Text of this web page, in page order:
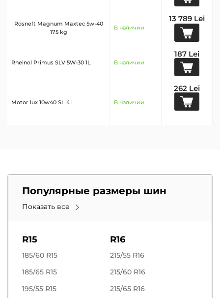
Rosneft Magnum Maxtec 5w-40
175 kg
В наличии
13 789 Lei
Rheinol Primus SLV 5W-30 1L В наличии
187 Lei
Motor lux 10w40 SL 4 l В наличии
262 Lei
Популярные размеры шин
Показать все
R15
185/60 R15
185/65 R15
195/55 R15
R16
215/55 R16
215/60 R16
215/65 R16